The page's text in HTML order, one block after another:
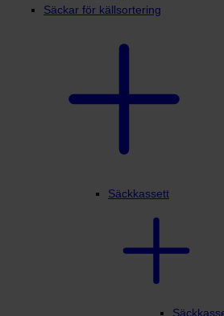
Säckar för källsortering
Säckkassett